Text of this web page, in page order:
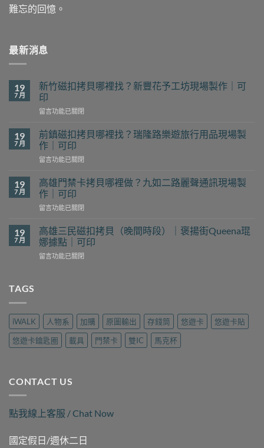
難忘的回憶。
最新消息
19
7 月
新竹磁扣拷貝哪裡找？新豐花予工坊現場製作｜可
印
在
竹
磁
扣
拷
哪
裡
找？
新
花
予
坊
印〉
中
留言功能已關閉
19
7 月
前鎮磁扣拷貝哪裡找？瑞隆路樂遊旅行用品現場製
作｜可印
在
鎮
磁
扣
拷
哪
裡
找？
瑞
用
品
現
作
印〉
中
留言功能已關閉
19
7 月
高雄門禁卡拷貝哪裡做？九如二路麗聲通訊現場製
作｜可印
在
雄
門
禁
卡
九
如
二
路
通
訊
場
製
｜
留言功能已關閉
19
7 月
高雄三民磁扣拷貝（晚間時段）｜褒揚街Queena琨
娜據點｜可印
在
扣
貝
（晚
｜
街
琨
娜
留言功能已關閉
TAGS
iWALK 人物系 加購 原圖輸出 存錢筒 悠遊卡
悠遊卡貼
悠遊卡鑰匙圈
載具 門禁卡 雙IC 馬克杯
CONTACT US
點我線上客服 / Chat Now
國定假日/週休二日